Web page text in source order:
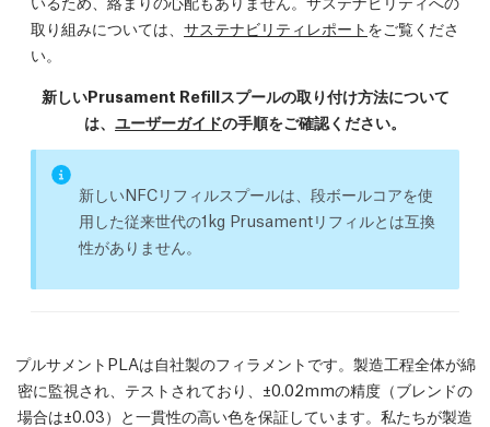
取り組みについては、 サステナビリティレポート をご覧くださ
い。
新しいPrusament Refillスプールの取り付け方法について
は、 ユーザーガイドの手順をご確認ください。
新しいNFCリフィルスプールは、段ボールコアを使
用した従来世代の1kg Prusamentリフィルとは互換
性がありません。
プルサメントPLAは自社製のフィラメントです。製造工程全体が綿
密に監視され、テストされており、±0.02mmの精度 （ブレンドの
場合は±0.03） と一貫性の高い色を保証しています。私たちが製造